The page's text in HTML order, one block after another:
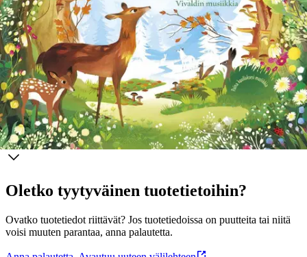
Pienet lapset nauttivat tutkiessaan vaihtuvia vuodenaikoja samalla,
kun he kuuntelevat Vivaldin rakastettua Neljä vuodenaikaa -teosta.
Kirjassa on paljon löydettäviä asioita ja sormilla seurattavia jälkiä.
Uutuus bestsellersarjaan!
Ominaisuudet
Oletko tyytyväinen tuotetietoihin?
Ovatko tuotetiedot riittävät? Jos tuotetiedoissa on puutteita tai niitä
voisi muuten parantaa, anna palautetta.